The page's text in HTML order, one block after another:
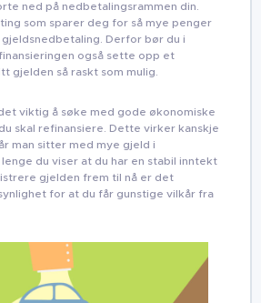
ned på nedbetalingsrammen din.
som sparer deg for så mye penger
Derfor bør du i
også sette opp et
gjelden så raskt som mulig.
viktig å søke med gode økonomiske
skal refinansiere. Dette virker kanskje
man sitter med mye gjeld i
du viser at du har en stabil inntekt
gjelden frem til nå er det
for at du får gunstige vilkår fra